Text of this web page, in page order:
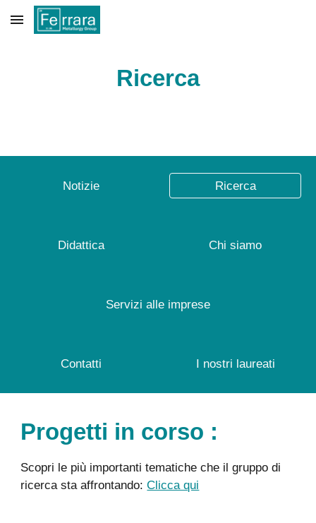
Skip to main content
Ricerca
Notizie Ricerca
Didattica Chi siamo
Servizi alle imprese
Contatti I nostri laureati
Progetti in corso :
Scopri le più importanti tematiche che il gruppo di
ricerca sta affrontando:Clicca qui